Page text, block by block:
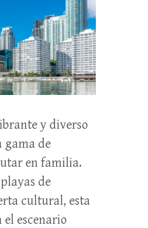
y diverso
gama de
en familia.
de
cultural, esta
escenario